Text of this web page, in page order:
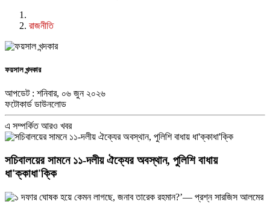
রাজনীতি
ফয়সাল খন্দকার
আপডেট : শনিবার, ০৬ জুন ২০২৬
ফটোকার্ড ডাউনলোড
এ সম্পর্কিত আরও খবর
সচিবালয়ের সামনে ১১-দলীয় ঐক্যের অবস্থান, পুলিশি বাধায়
ধা'ক্কাধা'ক্কি